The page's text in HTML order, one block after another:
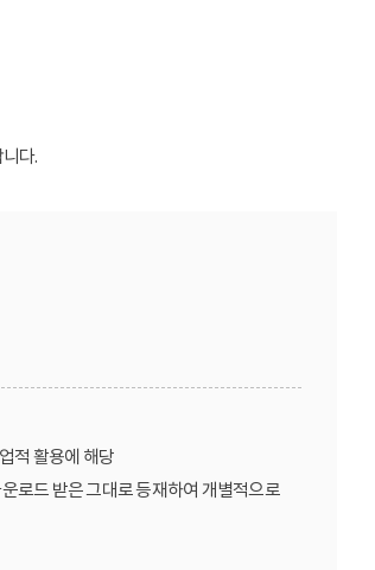
다.
적 활용에 해당
로드 받은 그대로 등재하여 개별적으로